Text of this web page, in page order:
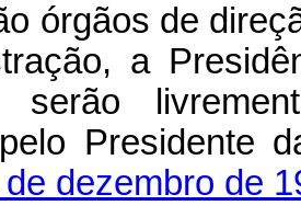
órgãos de
a
serão
Presidente
dezembro de